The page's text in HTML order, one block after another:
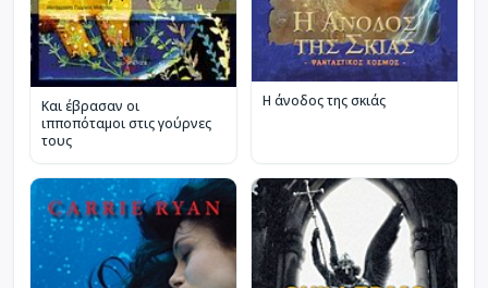
Και έβρασαν οι
ιπποπόταμοι στις γούρνες
τους
Η άνοδος της σκιάς